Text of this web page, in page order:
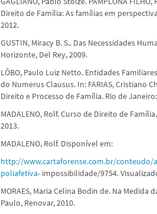
Direito de Família: As famílias em
2012.
GUSTIN, Miracy B. S.. Das Necessidades
Horizonte, Del Rey, 2009.
LÔBO, Paulo Luiz Netto. Entidades
do Numerus Clausus. In: FARIAS, Cristiano
Direito e Processo de Família. Rio de
MADALENO, Rolf. Curso de Direito de
2013.
MADALENO, Rolf. Disponível em:
http://www.cartaforense.com.br/conteudo/
poliafetiva- impossibilidade/9754.
MORAES, Maria Celina Bodin de. Na Medida
Paulo, Renovar, 2010.